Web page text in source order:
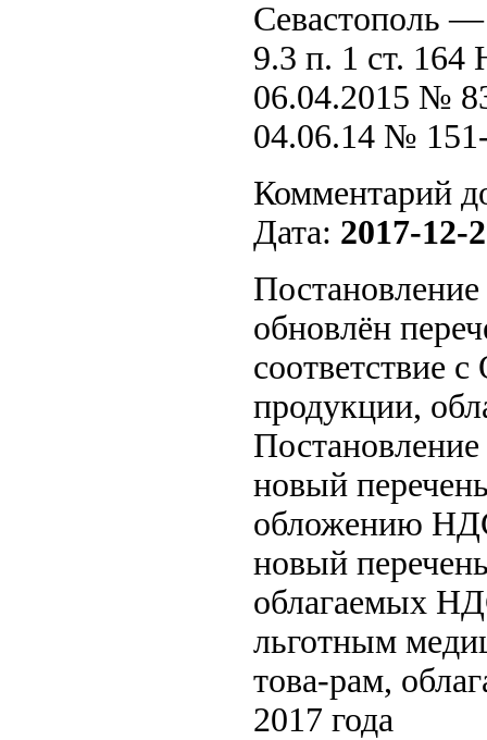
Севастополь —
9.3 п. 1 ст. 164
06.04.2015 №
04.06.14 №
Комментарий
Дата: 2017-12-
обновлён
соответствие
продукции,
новый
обложению
новый
облагаемых
льготным
това-рам,
2017 года